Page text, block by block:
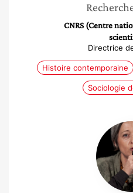
CNRS (Centre
Directrice
Histoire contemporaine
Sociologie